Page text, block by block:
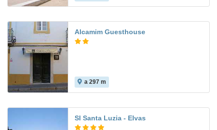
Alcamim Guesthouse
a 297 m
Sl Santa Luzia - Elvas